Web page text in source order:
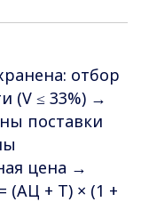
отбор
(V ≤ 33%) →
поставки
цена →
(АЦ + Т) × (1 +